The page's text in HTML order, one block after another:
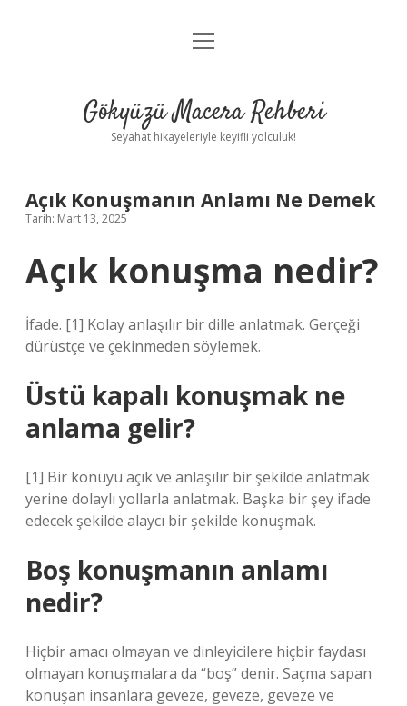
Anasayfa
Yasal Uyarı
menüyü
Gökyüzü Macera Rehberi
Seyahat hikayeleriyle keyifli yolculuk!
Açık Konuşmanın Anlamı Ne Demek
Tarih: Mart 13, 2025
Açık konuşma nedir?
İfade. [1] Kolay anlaşılır bir dille anlatmak. Gerçeği
dürüstçe ve çekinmeden söylemek.
Üstü kapalı konuşmak ne
anlama gelir?
[1] Bir konuyu açık ve anlaşılır bir şekilde anlatmak
yerine dolaylı yollarla anlatmak. Başka bir şey ifade
edecek şekilde alaycı bir şekilde konuşmak.
Boş konuşmanın anlamı
nedir?
Hiçbir amacı olmayan ve dinleyicilere hiçbir faydası
olmayan konuşmalara da “boş” denir. Saçma sapan
konuşan insanlara geveze, geveze, geveze ve